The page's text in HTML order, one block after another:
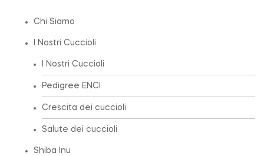
Chi Siamo
I Nostri Cuccioli
I Nostri Cuccioli
Pedigree ENCI
Crescita dei cuccioli
Salute dei cuccioli
Shiba Inu